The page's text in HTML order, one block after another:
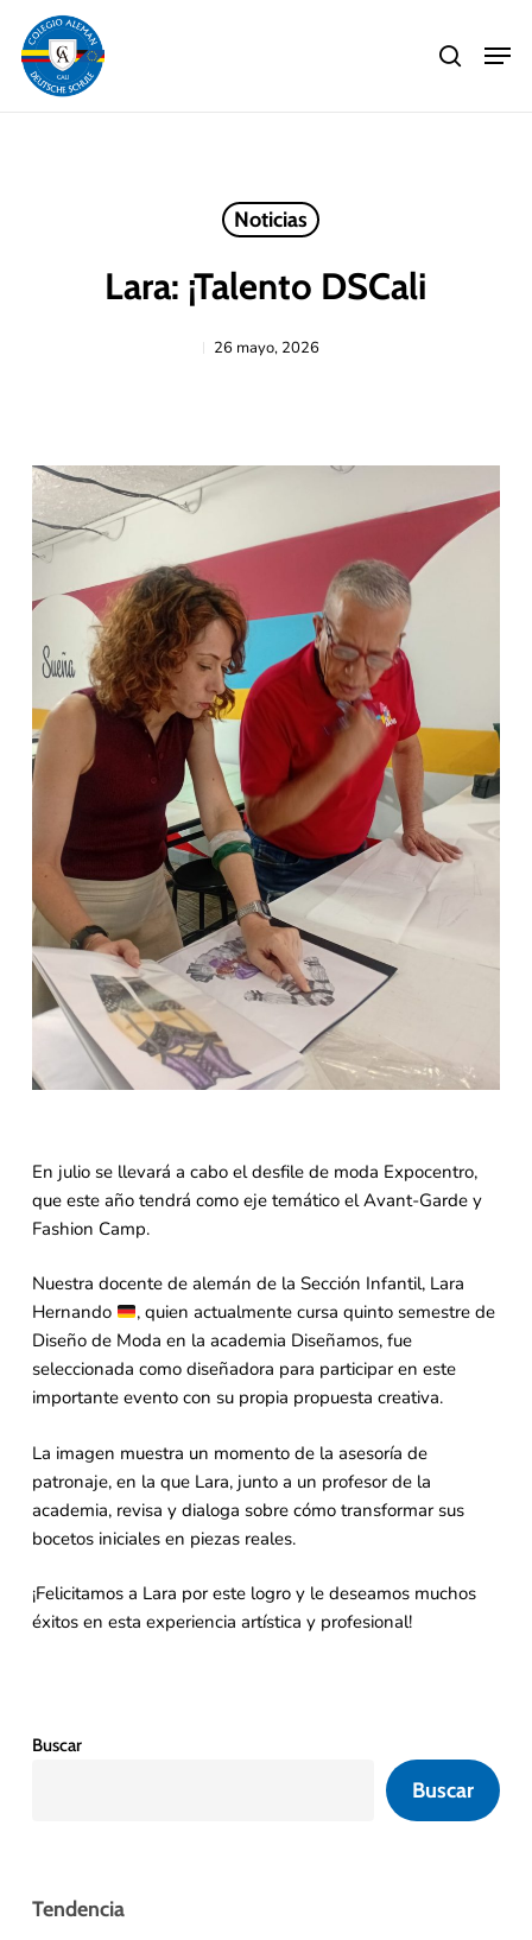
main
content
search
Noticias
Lara: ¡Talento DSCali
26 mayo, 2026
En julio se llevará a cabo el desfile de moda Expocentro,
que este año tendrá como eje temático el Avant-Garde y
Fashion Camp.
Nuestra docente de alemán de la Sección Infantil, Lara
Hernando
, quien actualmente cursa quinto semestre de
Diseño de Moda en la academia Diseñamos, fue
seleccionada como diseñadora para participar en este
importante evento con su propia propuesta creativa.
La imagen muestra un momento de la asesoría de
patronaje, en la que Lara, junto a un profesor de la
academia, revisa y dialoga sobre cómo transformar sus
bocetos iniciales en piezas reales.
¡Felicitamos a Lara por este logro y le deseamos muchos
éxitos en esta experiencia artística y profesional!
Buscar
Buscar
Tendencia